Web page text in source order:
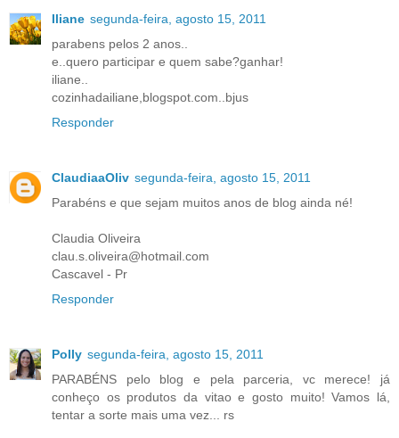
Iliane segunda-feira, agosto 15, 2011
parabens pelos 2 anos..
e..quero participar e quem sabe?ganhar!
iliane..
cozinhadailiane,blogspot.com..bjus
Responder
ClaudiaaOliv segunda-feira, agosto 15, 2011
Parabéns e que sejam muitos anos de blog ainda né!
Claudia Oliveira
clau.s.oliveira@hotmail.com
Cascavel - Pr
Responder
Polly segunda-feira, agosto 15, 2011
PARABÉNS pelo blog e pela parceria, vc merece! já
conheço os produtos da vitao e gosto muito! Vamos lá,
tentar a sorte mais uma vez... rs